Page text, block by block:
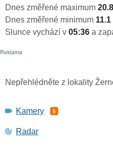
Dnes změřené maximum
Dnes změřené minimum 11.1
Slunce vychází v 05:36 a
Nepřehlédněte z lokality
Kamery 5
Radar